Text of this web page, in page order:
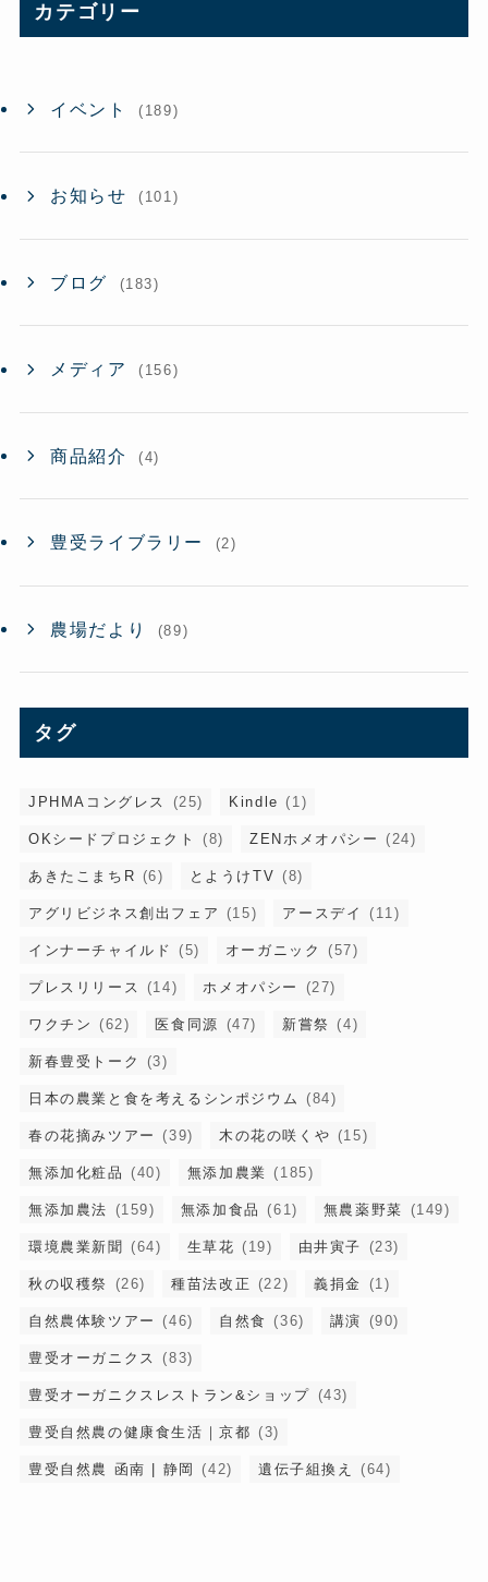
ブ
カテゴリー
イベント (189)
お知らせ (101)
ブログ (183)
メディア (156)
商品紹介 (4)
豊受ライブラリー (2)
農場だより (89)
タグ
JPHMAコングレス (25) Kindle (1)
OKシードプロジェクト (8) ZENホメオパシー (24)
あきたこまちR (6) とようけTV (8)
アグリビジネス創出フェア (15) アースデイ (11)
インナーチャイルド (5) オーガニック (57)
プレスリリース (14) ホメオパシー (27)
ワクチン (62) 医食同源 (47) 新嘗祭 (4)
新春豊受トーク (3)
日本の農業と食を考えるシンポジウム (84)
春の花摘みツアー (39) 木の花の咲くや (15)
無添加化粧品 (40) 無添加農業 (185)
無添加農法 (159) 無添加食品 (61) 無農薬野菜 (149)
環境農業新聞 (64) 生草花 (19) 由井寅子 (23)
秋の収穫祭 (26) 種苗法改正 (22) 義捐金 (1)
自然農体験ツアー (46) 自然食 (36) 講演 (90)
豊受オーガニクス (83)
豊受オーガニクスレストラン&ショップ (43)
豊受自然農の健康食生活｜京都 (3)
豊受自然農 函南 | 静岡 (42) 遺伝子組換え (64)